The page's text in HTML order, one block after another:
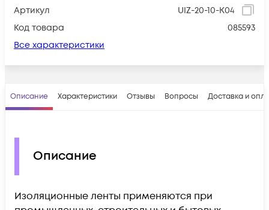
Артикул
UIZ-20-10-K04
Код товара
085593
Все характеристики
Описание Характеристики Отзывы Вопросы Доставка и
Описание
Изоляционные ленты применяются при